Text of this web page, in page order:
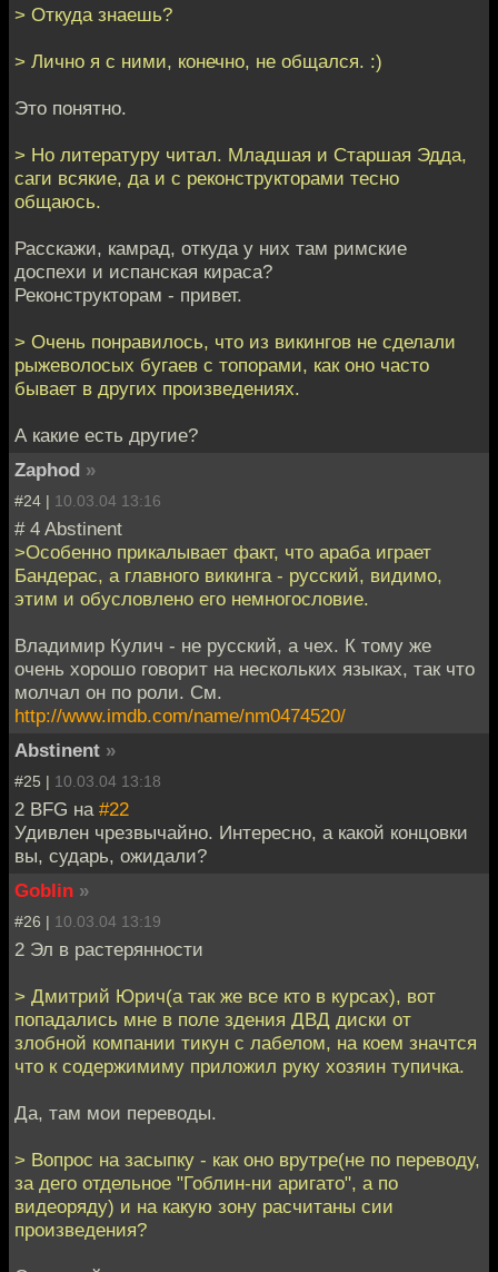
> Откуда знаешь?
> Лично я с ними, конечно, не общался. :)
Это понятно.
> Но литературу читал. Младшая и Старшая Эдда,
саги всякие, да и с реконструкторами тесно
общаюсь.
Расскажи, камрад, откуда у них там римские
доспехи и испанская кираса?
Реконструкторам - привет.
> Очень понравилось, что из викингов не сделали
рыжеволосых бугаев с топорами, как оно часто
бывает в других произведениях.
А какие есть другие?
Zaphod »
#24 | 10.03.04 13:16
# 4 Abstinent
>Особенно прикалывает факт, что араба играет
Бандерас, а главного викинга - русский, видимо,
этим и обусловлено его немногословие.
Владимир Кулич - не русский, а чех. К тому же
очень хорошо говорит на нескольких языках, так что
молчал он по роли. См.
http://www.imdb.com/name/nm0474520/
Abstinent »
#25 | 10.03.04 13:18
2 BFG на #22
Удивлен чрезвычайно. Интересно, а какой концовки
вы, сударь, ожидали?
Goblin »
#26 | 10.03.04 13:19
2 Эл в растерянности
> Дмитрий Юрич(а так же все кто в курсах), вот
попадались мне в поле здения ДВД диски от
злобной компании тикун с лабелом, на коем значтся
что к содержимиму приложил руку хозяин тупичка.
Да, там мои переводы.
> Вопрос на засыпку - как оно врутре(не по переводу,
за дего отдельное "Гоблин-ни аригато", а по
видеоряду) и на какую зону расчитаны сии
произведения?